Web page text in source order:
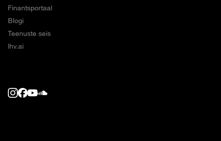
Finantsportaal
Blogi
Teenuste seis
lhv.ai